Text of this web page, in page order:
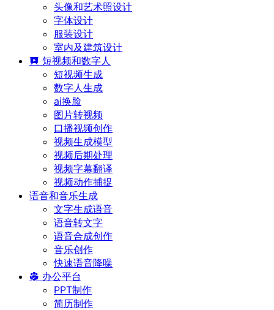
头像和艺术照设计
字体设计
服装设计
室内及建筑设计
短视频和数字人
短视频生成
数字人生成
ai换脸
图片转视频
口播视频创作
视频生成模型
视频后期处理
视频字幕翻译
视频动作捕捉
语音和音乐生成
文字生成语音
语音转文字
语音合成创作
音乐创作
快速语音降噪
办公平台
PPT制作
简历制作